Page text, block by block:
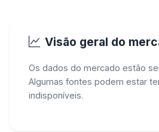
Visão geral do
Os dados do mercado estão
Algumas fontes podem estar
indisponíveis.